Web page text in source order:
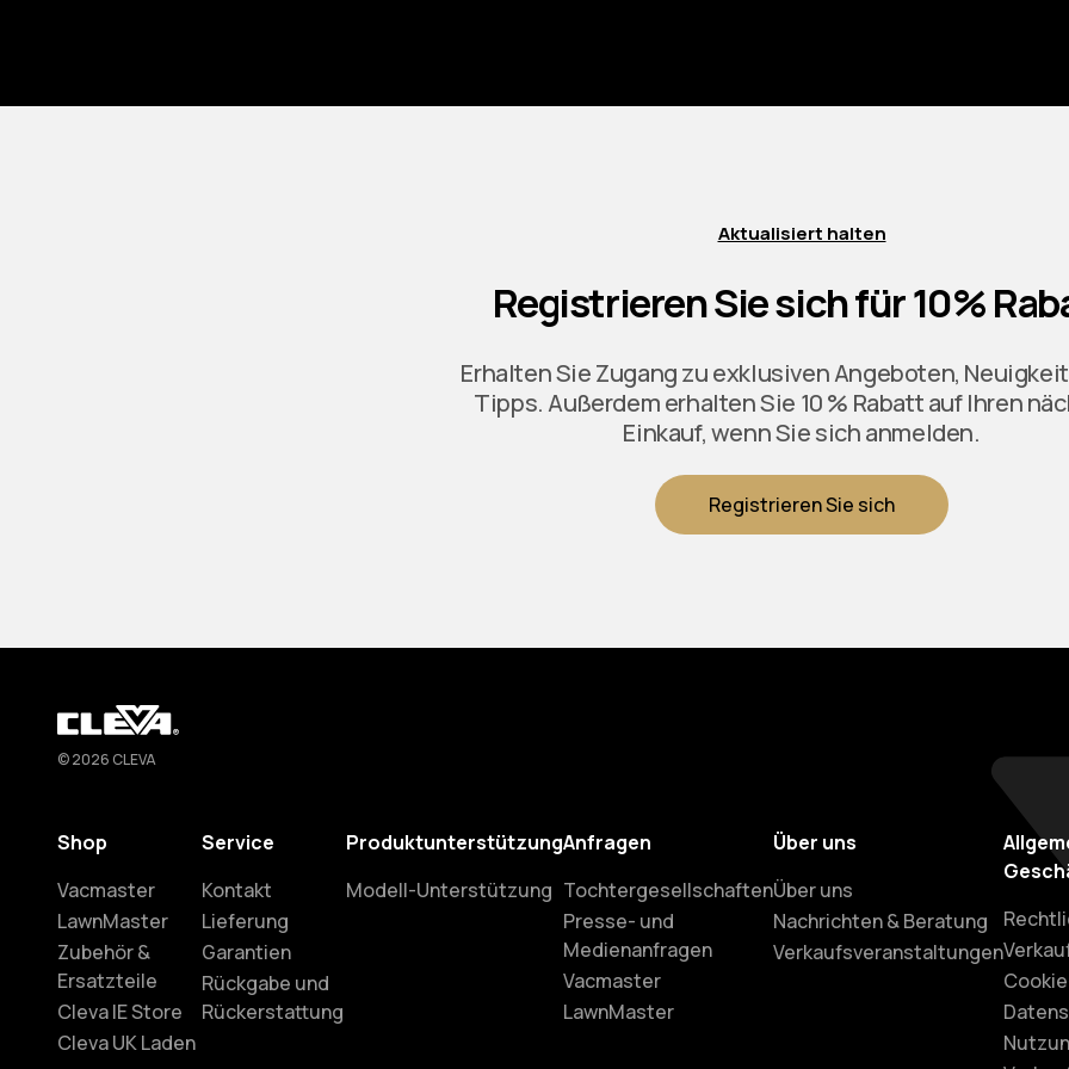
Aktualisiert halten
Registrieren Sie sich für 10%
Erhalten Sie Zugang zu exklusiven Angeboten,
Tipps. Außerdem erhalten Sie 10 % Rabatt auf Ihren
Einkauf, wenn Sie sich anmelden.
Registrieren Sie sich
Cleva
© 2026 CLEVA
Shop
Vacmaster
LawnMaster
Zubehör &
Ersatzteile
Cleva IE Store
Cleva UK Laden
Service
Kontakt
Lieferung
Garantien
Rückgabe und
Rückerstattung
Produktunterstützung
Modell-Unterstützung
Anfragen
Tochtergesellschaften
Presse- und
Medienanfragen
Vacmaster
LawnMaster
Über uns
Über uns
Nachrichten & Beratung
Verkaufsveranstaltungen